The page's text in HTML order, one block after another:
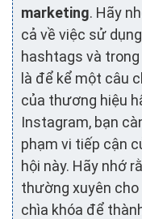
marketing. Hãy
cả về việc sử
hashtags và
là để kể một câu
của thương hiệu
Instagram, bạn
phạm vi tiếp cận
hội này. Hãy nhớ
thường xuyên
chìa khóa để